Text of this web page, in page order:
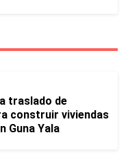
traslado de
construir viviendas
Guna Yala